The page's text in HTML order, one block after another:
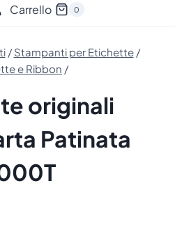
Carrello 0
/ Stampanti per Etichette /
e Ribbon /
originali
Patinata